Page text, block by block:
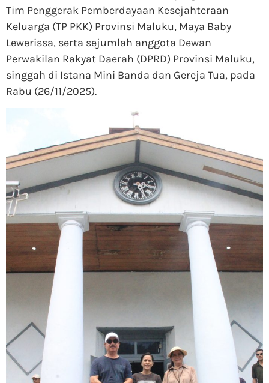
Tim Penggerak Pemberdayaan Kesejahteraan
Keluarga (TP PKK) Provinsi Maluku, Maya Baby
Lewerissa, serta sejumlah anggota Dewan
Perwakilan Rakyat Daerah (DPRD) Provinsi Maluku,
singgah di Istana Mini Banda dan Gereja Tua, pada
Rabu (26/11/2025).